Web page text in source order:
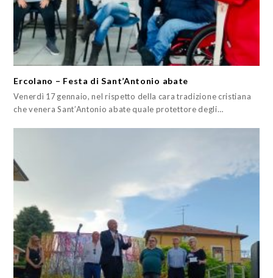
Ercolano – Festa di Sant’Antonio abate
Venerdì 17 gennaio, nel rispetto della cara tradizione cristiana
che venera Sant’Antonio abate quale protettore degli…